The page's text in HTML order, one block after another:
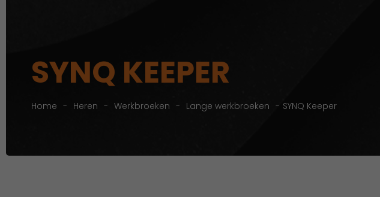
SYNQ KEEPER
Home - Heren - Werkbroeken - Lange werkbroeken - SYNQ Keeper